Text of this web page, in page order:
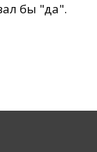
бы "да".